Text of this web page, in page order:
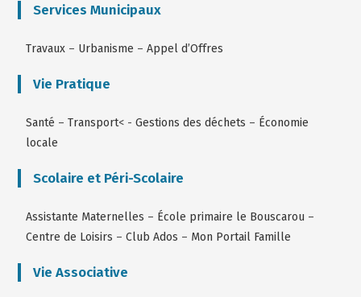
Services Municipaux
Travaux – Urbanisme –Appel d’Offres
Vie Pratique
Santé –Transport< -Gestions des déchets – Économie
locale
Scolaire et Péri-Scolaire
Assistante Maternelles – École primaire le Bouscarou –
Centre de Loisirs –Club Ados – Mon Portail Famille
Vie Associative